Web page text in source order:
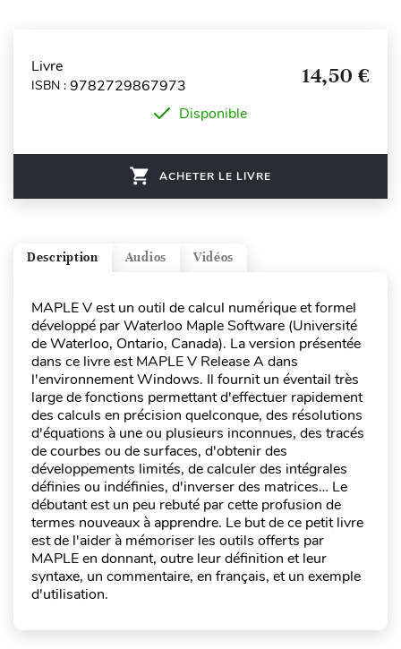
Livre
ISBN : 9782729867973 14,50 €
Disponible
ACHETER LE LIVRE
Vidéos
Audios
Description
MAPLE V est un outil de calcul numérique et formel
développé par Waterloo Maple Software (Université
de Waterloo, Ontario, Canada). La version présentée
dans ce livre est MAPLE V Release A dans
l'environnement Windows. Il fournit un éventail très
large de fonctions permettant d'effectuer rapidement
des calculs en précision quelconque, des résolutions
d'équations à une ou plusieurs inconnues, des tracés
de courbes ou de surfaces, d'obtenir des
développements limités, de calculer des intégrales
définies ou indéfinies, d'inverser des matrices… Le
débutant est un peu rebuté par cette profusion de
termes nouveaux à apprendre. Le but de ce petit livre
est de l'aider à mémoriser les outils offerts par
MAPLE en donnant, outre leur définition et leur
syntaxe, un commentaire, en français, et un exemple
d'utilisation.